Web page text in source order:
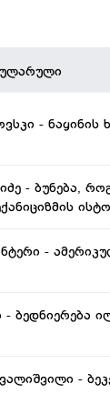
ჩარლზ ბუკოვსკი -
როგორც
ვუდი ალენი -
ოთარ